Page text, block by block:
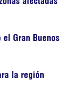
Gran Buenos
la región